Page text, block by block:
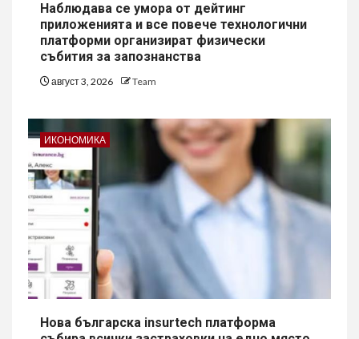
Наблюдава се умора от дейтинг
приложенията и все повече технологични
платформи организират физически
събития за запознанства
август 3, 2026 Team
ИКОНОМИКА
Нова българска insurtech платформа